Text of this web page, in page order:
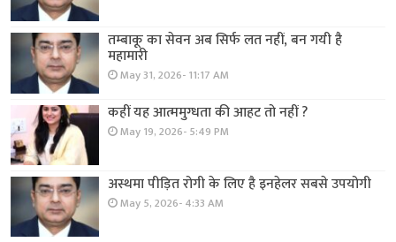
तम्बाकू का सेवन अब सिर्फ लत नहीं, बन गयी है
महामारी
May 31, 2026- 11:17 AM
कहीं यह आत्ममुग्धता की आहट तो नहीं ?
May 19, 2026- 5:49 PM
अस्थमा पीड़ित रोगी के लिए है इनहेलर सबसे उपयोगी
May 5, 2026- 4:33 AM